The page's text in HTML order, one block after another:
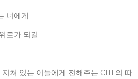
너에게..
로가 되길
쳐 있는 이들에게 전해주는 CITI 의 따